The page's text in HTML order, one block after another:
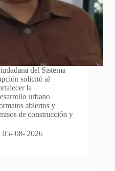
del Sistema
solicitó al
la
urbano
abiertos y
de construcción y
05- 08- 2026